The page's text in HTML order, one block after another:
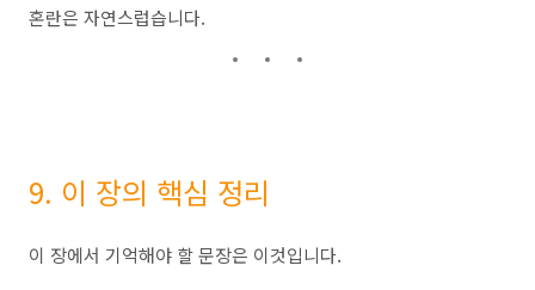
혼란은 자연스럽습니다.
9. 이 장의 핵심 정리
이 장에서 기억해야 할 문장은 이것입니다.